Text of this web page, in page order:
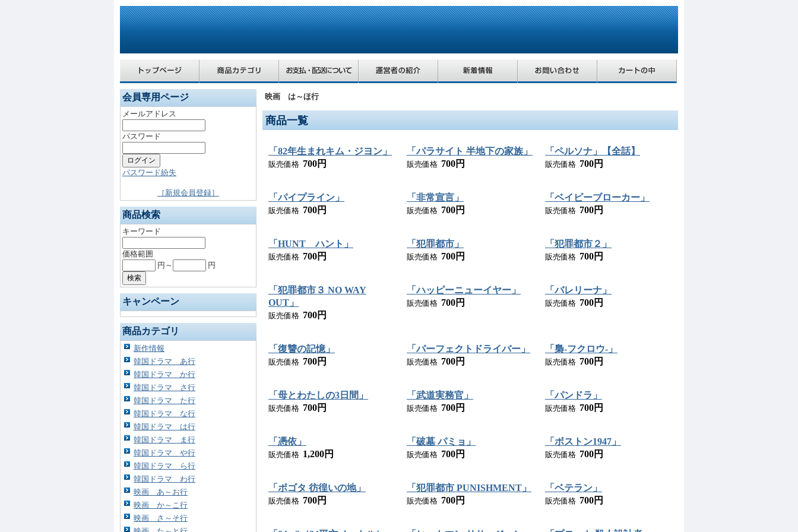
会員専用ページ
メールアドレス
パスワード
パスワード紛失
［新規会員登録］
商品検索
キーワード
価格範囲
円～
円
キャンペーン
商品カテゴリ
新作情報
韓国ドラマ あ行
韓国ドラマ か行
韓国ドラマ さ行
韓国ドラマ た行
韓国ドラマ な行
韓国ドラマ は行
韓国ドラマ ま行
韓国ドラマ や行
韓国ドラマ ら行
韓国ドラマ わ行
映画 あ～お行
映画 か～こ行
映画 さ～そ行
映画 は～ほ行
商品一覧
「82年生まれキム・ジヨン」
販売価格 700円
「パラサイト 半地下の家族」
販売価格 700円
「ペルソナ」【全話】
販売価格 700円
「パイプライン」
販売価格 700円
「非常宣言」
販売価格 700円
「ベイビーブローカー」
販売価格 700円
「HUNT ハント」
販売価格 700円
「犯罪都市」
販売価格 700円
「犯罪都市２」
販売価格 700円
「犯罪都市３ NO WAY
OUT」
販売価格 700円
「ハッピーニューイヤー」
販売価格 700円
「バレリーナ」
販売価格 700円
「復讐の記憶」
販売価格 700円
「パーフェクトドライバー」
販売価格 700円
「梟-フクロウ-」
販売価格 700円
「母とわたしの3日間」
販売価格 700円
「武道実務官」
販売価格 700円
「パンドラ」
販売価格 700円
「憑依」
販売価格 1,200円
「破墓 パミョ」
販売価格 700円
「ボストン1947」
販売価格 700円
「ボゴタ 彷徨いの地」
販売価格 700円
「犯罪都市 PUNISHMENT」
販売価格 700円
「ベテラン」
販売価格 700円